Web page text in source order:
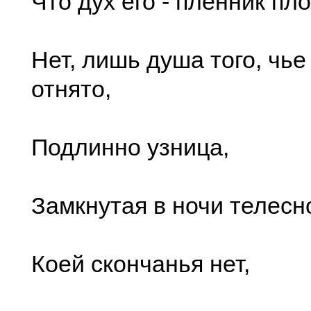
Нет, лишь душа того,
отнято,
Подлинно узница,
Замкнутая в ночи
Коей скончанья нет,